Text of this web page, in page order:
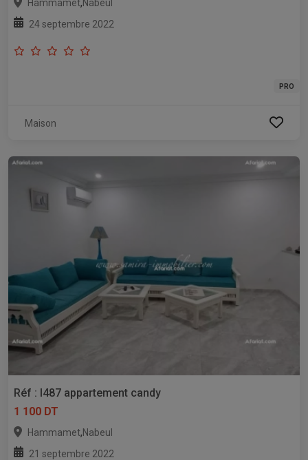
Hammamet Nabeul
24 septembre 2022
PRO
Maison
Réf : l487 appartement candy
1 100 DT
Hammamet,Nabeul
21 septembre 2022